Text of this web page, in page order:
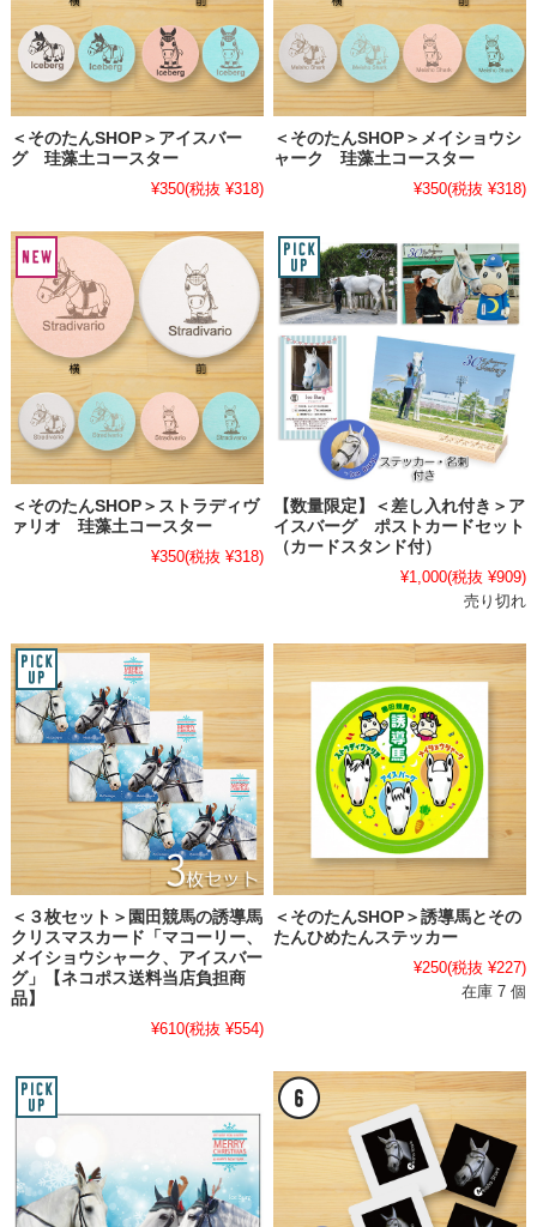
＜そのたんSHOP＞アイスバー
グ 珪藻土コースター
¥350(税抜 ¥318)
＜そのたんSHOP＞メイショウシ
ャーク 珪藻土コースター
¥350(税抜 ¥318)
＜そのたんSHOP＞ストラディヴ
ァリオ 珪藻土コースター
¥350(税抜 ¥318)
【数量限定】＜差し入れ付き＞ア
イスバーグ ポストカードセット
（カードスタンド付）
¥1,000(税抜 ¥909)
売り切れ
＜３枚セット＞園田競馬の誘導馬
クリスマスカード「マコーリー、
メイショウシャーク、アイスバー
グ」【ネコポス送料当店負担商
品】
¥610(税抜 ¥554)
＜そのたんSHOP＞誘導馬とその
たんひめたんステッカー
¥250(税抜 ¥227)
在庫 7 個